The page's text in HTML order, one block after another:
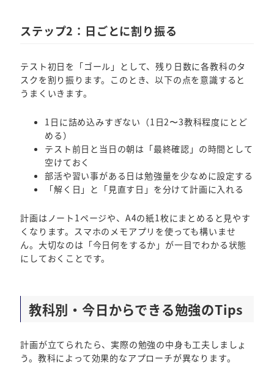
ステップ2：日ごとに割り振る
テスト初日を「ゴール」として、残り日数に各教科のタ
スクを割り振ります。このとき、以下の点を意識すると
うまくいきます。
1日に詰め込みすぎない（1日2〜3教科程度にとど
める）
テスト前日と当日の朝は「最終確認」の時間として
空けておく
部活や習い事がある日は勉強量を少なめに設定する
「解く日」と「見直す日」を分けて計画に入れる
計画はノート1ページや、A4の紙1枚にまとめると見やす
くなります。スマホのメモアプリを使っても構いませ
ん。大切なのは「今日何をするか」が一目でわかる状態
にしておくことです。
教科別・今日からできる勉強のTips
計画が立てられたら、実際の勉強の中身も工夫しましょ
う。教科によって効果的なアプローチが異なります。